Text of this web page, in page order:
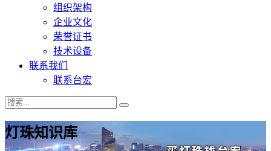
组织架构
企业文化
荣誉证书
技术设备
联系我们
联系台宏
灯珠知识库